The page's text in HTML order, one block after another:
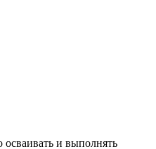
и выполнять